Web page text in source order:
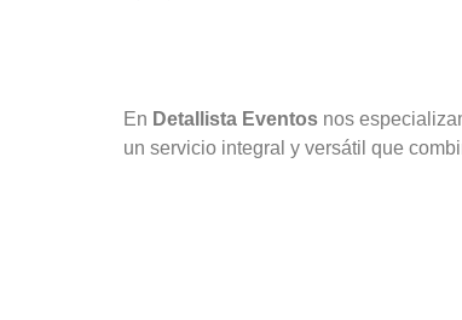
En Detallista Eventos nos
un servicio integral y versátil que